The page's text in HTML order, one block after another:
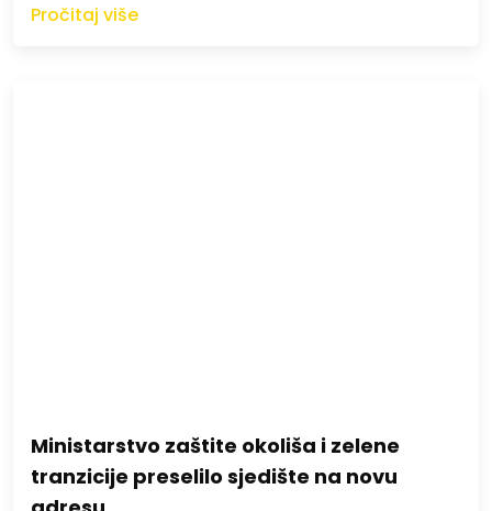
Pročitaj više
Ministarstvo zaštite okoliša i zelene
tranzicije preselilo sjedište na novu